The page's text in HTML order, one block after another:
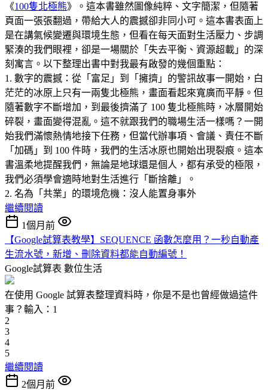
《100隻北極熊》。這本書雖然圖像純粹、文字簡潔，但隨著
頁面一張張翻過，帶給大人的震撼卻非同小可。這本書表面上
是在講氣候變遷與環境生態，但看在每天面對生活壓力、步調
緊湊的我們眼裡，卻是一場關於「失去平衡、資源超載」的深
刻寓言。以下整理出書中對我最有啟發的幾個重點：
1. 數字的震撼：從「富足」到「擁擠」的警訊故事一開始，白
茫茫的冰原上只有一兩隻北極熊，畫面看起來寬廣而平靜。但
隨著數字不斷增加，到最後擠滿了 100 隻北極熊時，冰層開始
碎裂，畫面變得混亂。這不就跟我們的職場生活一樣嗎？一開
始我們滿懷熱情地接下任務，但當代辦事項、會議、責任不斷
「加碼」到 100 件時，我們的生活冰原也開始出現裂痕。這本
書溫柔地提醒我們，無論是地球還是個人，都有承受的極限，
我們必須學會適時地對生活進行「斷捨離」。
2. 名為「共業」的環境危機：沒人能置身事外
繼續閱讀
1個月前
【Google試算表教學】SEQUENCE 函數怎麼用？一秒自動產
生流水號，新增、刪除資料都能自動編號！
Google試算表 數位生活
在使用 Google 試算表整理資料時，你是不是也曾經做過這件
事？輸入：1
2
3
4
5
繼續閱讀
2個月前